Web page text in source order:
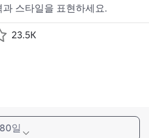
과 스타일을 표현하세요.
23.5K
일